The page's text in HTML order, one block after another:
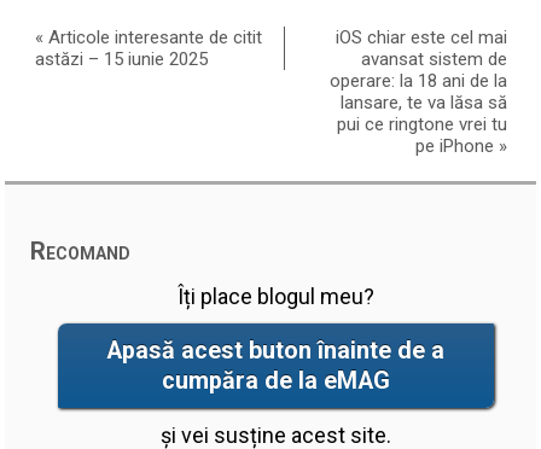
«Articole interesante de citit
astăzi – 15 iunie 2025
iOS chiar este cel mai
avansat sistem de
operare: la 18 ani de la
lansare, te va lăsa să
pui ce ringtone vrei tu
pe iPhone »
Recomand
Îți place blogul meu?
Apasă acest buton înainte de a
cumpăra de la eMAG
și vei susține acest site.